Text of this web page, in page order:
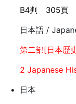
B4判
305頁
日本語 /
第二部[日本歴
2 Japanese
日本